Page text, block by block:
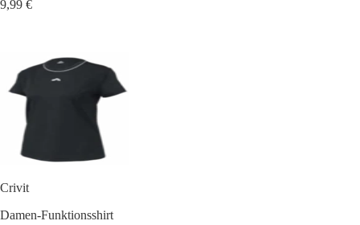
9,99 €
Crivit
Damen-Funktionsshirt